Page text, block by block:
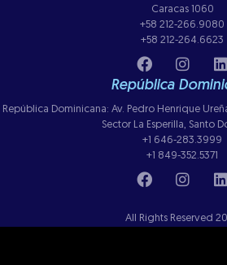
Caracas 1060
+58 212-266.9080
+58 212-264.6623
República
República Dominicana: Av. Pedro Henrique Ureña
Sector La Esperilla, Santo
+1 646-283.3999
+1 849-352.5371
All Rights Reserved